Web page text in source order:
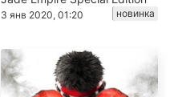
3 янв 2020, 01:20 новинка